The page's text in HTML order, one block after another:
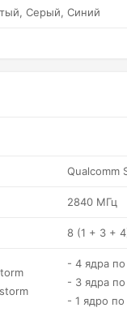
Серый, Синий
Qualcomm
2840 МГц
8 (1 + 3 +
- 4 ядра
- 3 ядра
- 1 ядро